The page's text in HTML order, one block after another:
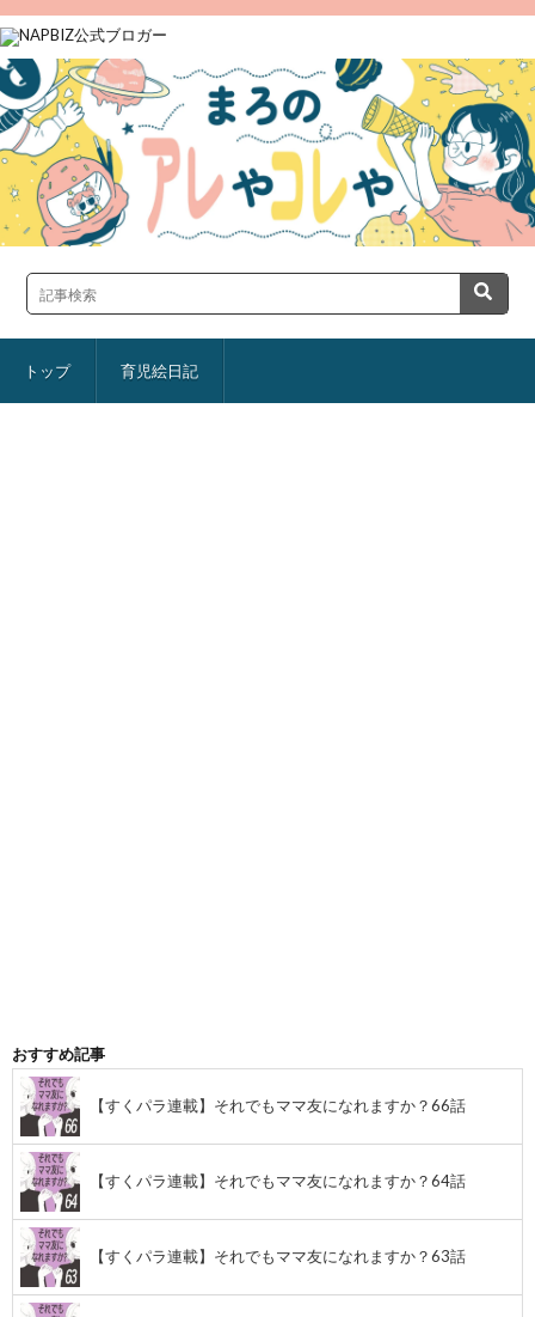
トップ 育児絵日記
おすすめ記事
【すくパラ連載】それでもママ友になれますか？66話
【すくパラ連載】それでもママ友になれますか？64話
【すくパラ連載】それでもママ友になれますか？63話